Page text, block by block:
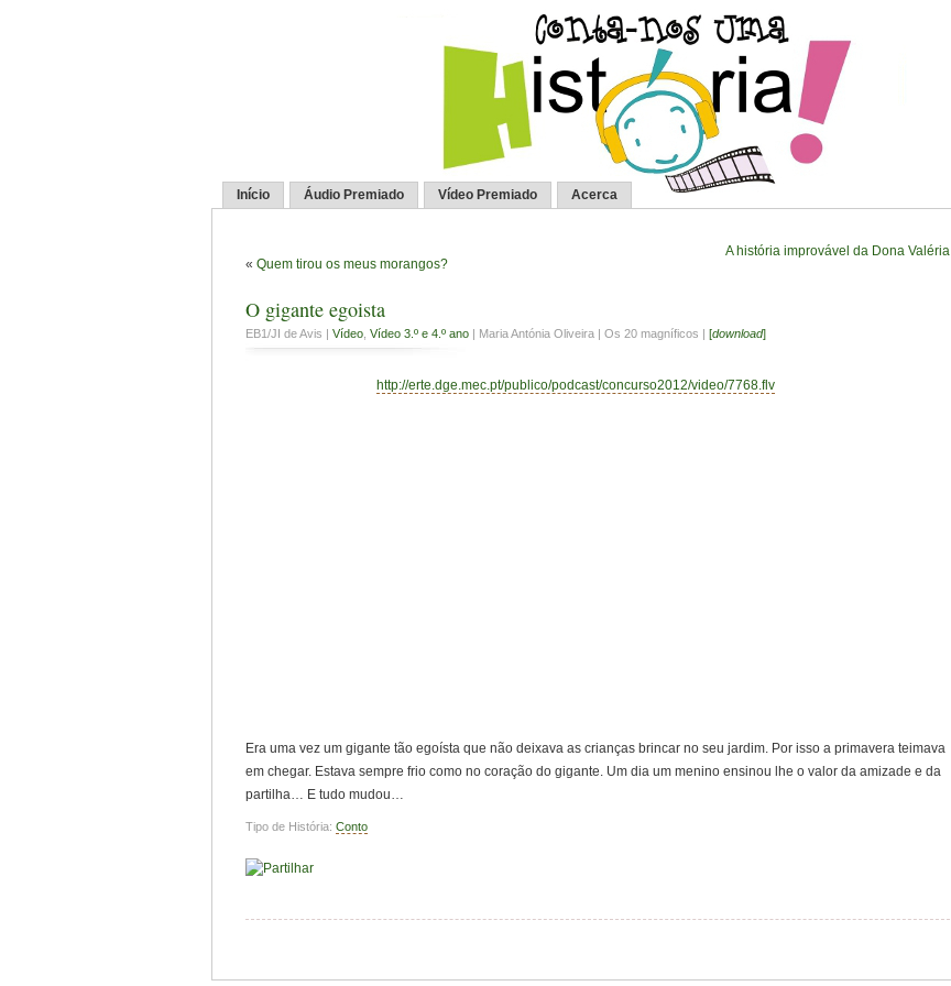
Início Áudio Premiado Vídeo Premiado Acerca
« Quem tirou os meus morangos?
A história improvável da Dona Valéria
O gigante egoista
EB1/JI de Avis | Vídeo Vídeo 3.º e 4.º ano | Maria Antónia Oliveira | Os 20 magníficos | [download]
http://erte.dge.mec.pt/publico/podcast/concurso2012/video/7768.flv
Era uma vez um gigante tão egoísta que não deixava as crianças brincar no seu jardim. Por isso a primavera teimava
em chegar. Estava sempre frio como no coração do gigante. Um dia um menino ensinou lhe o valor da amizade e da
partilha… E tudo mudou…
Tipo de História: Conto